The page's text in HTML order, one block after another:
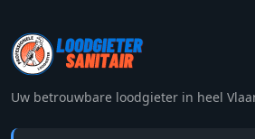
Uw betrouwbare loodgieter in heel